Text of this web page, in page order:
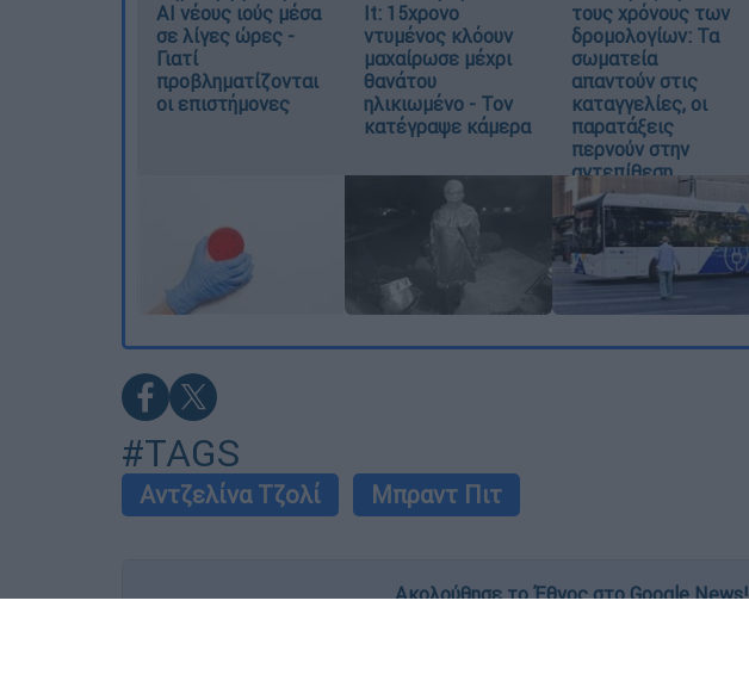
AI νέους ιούς μέσα
σε λίγες ώρες -
Γιατί
προβληματίζονται
οι επιστήμονες
It: 15χρονο
ντυμένος κλόουν
μαχαίρωσε μέχρι
θανάτου
ηλικιωμένο - Τον
κατέγραψε κάμερα
τους χρόνους των
δρομολογίων: Τα
σωματεία
απαντούν στις
καταγγελίες, οι
παρατάξεις
περνούν στην
αντεπίθεση
#TAGS
Αντζελίνα Τζολί Μπραντ Πιτ
Ακολούθησε το Έθνος στο Google News!